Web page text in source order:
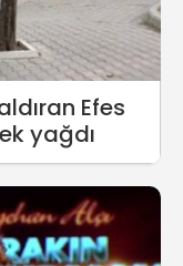
Efes
yağdı